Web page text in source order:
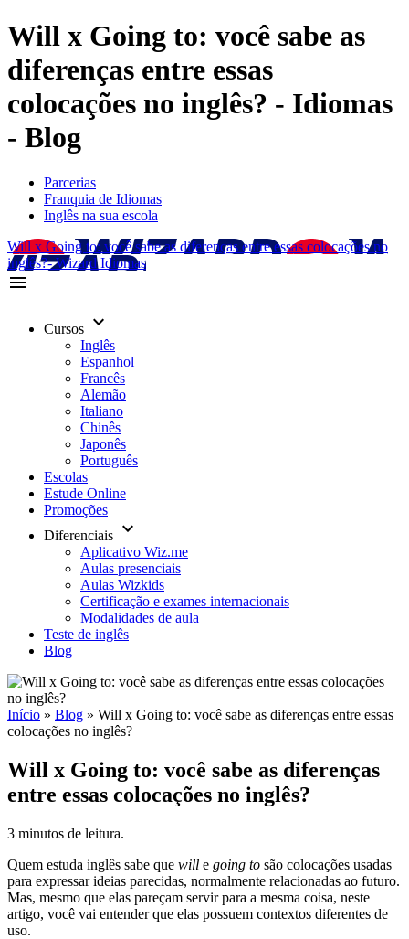
Will x Going to: você sabe as
diferenças entre essas
colocações no inglês? - Idiomas
- Blog
Parcerias
Franquia de Idiomas
Inglês na sua escola
Will x Going to: você sabe as diferenças entre essas colocações no
inglês?- Wizard Idiomas
menu
Cursos keyboard_arrow_down
Inglês
Espanhol
Francês
Alemão
Italiano
Chinês
Japonês
Português
Escolas
Estude Online
Promoções
Diferenciais keyboard_arrow_down
Aplicativo Wiz.me
Aulas presenciais
Aulas Wizkids
Certificação e exames internacionais
Modalidades de aula
Teste de inglês
Blog
Início » Blog » Will x Going to: você sabe as diferenças entre essas
colocações no inglês?
Will x Going to: você sabe as diferenças
entre essas colocações no inglês?
3 minutos de leitura.
Quem estuda inglês sabe que will e going to são colocações usadas
para expressar ideias parecidas, normalmente relacionadas ao futuro.
Mas, mesmo que elas pareçam servir para a mesma coisa, neste
artigo, você vai entender que elas possuem contextos diferentes de
uso.